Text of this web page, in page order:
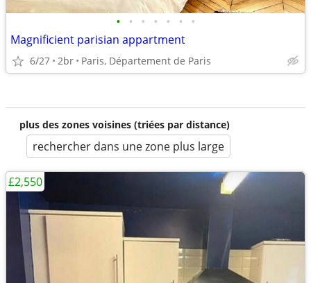
• • • • • • •
Magnificient parisian appartment
6/27 2br Paris, Département de Paris
plus des zones voisines (triées par distance)
rechercher dans une zone plus large
£2,550